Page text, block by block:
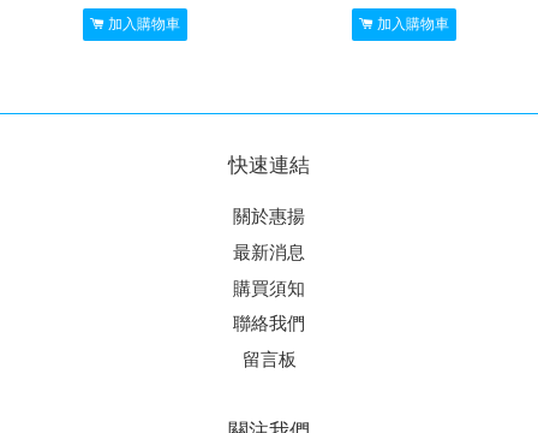
加入購物車 加入購物車
快速連結
關於惠揚
最新消息
購買須知
聯絡我們
留言板